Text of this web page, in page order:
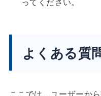
よくある質
ここでは、ユーザーか